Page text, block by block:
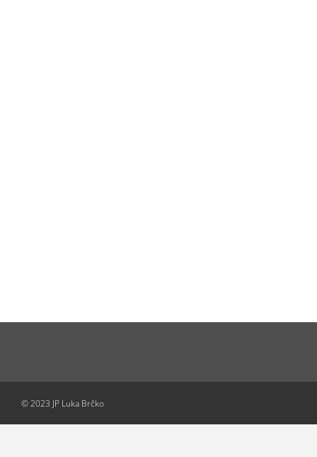
© 2023 JP Luka Brčko